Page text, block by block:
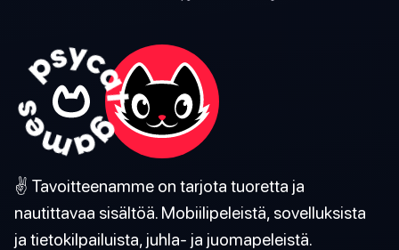
✌️ Tavoitteenamme on tarjota tuoretta ja
nautittavaa sisältöä. Mobiilipeleistä, sovelluksista
ja tietokilpailuista, juhla- ja juomapeleistä.